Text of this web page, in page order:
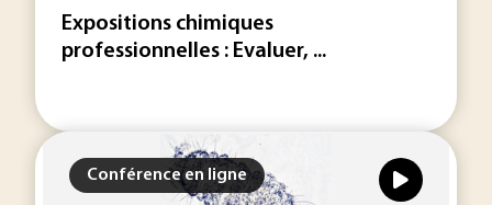
Expositions chimiques
professionnelles : Evaluer, ...
Conférence en ligne